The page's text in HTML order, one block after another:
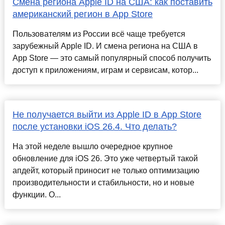
Смена региона Apple ID на США: как поставить
американский регион в App Store
Пользователям из России всё чаще требуется
зарубежный Apple ID. И смена региона на США в
App Store — это самый популярный способ получить
доступ к приложениям, играм и сервисам, котор...
Не получается выйти из Apple ID в App Store
после установки iOS 26.4. Что делать?
На этой неделе вышло очередное крупное
обновление для iOS 26. Это уже четвертый такой
апдейт, который приносит не только оптимизацию
производительности и стабильности, но и новые
функции. О...